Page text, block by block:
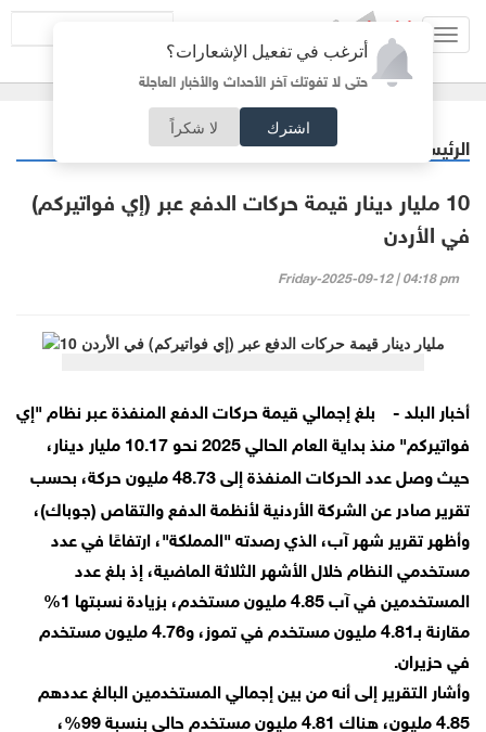
أترغب في تفعيل الإشعارات؟
حتى لا تفوتك آخر الأحداث والأخبار العاجلة
اشترك لا شكراً
الرئيسية
10 مليار دينار قيمة حركات الدفع عبر (إي فواتيركم)
في الأردن
Friday-2025-09-12 | 04:18 pm
أخبار البلد -
بلغ إجمالي قيمة حركات الدفع المنفذة عبر نظام "إي
فواتيركم" منذ بداية العام الحالي 2025 نحو 10.17 مليار دينار،
حيث وصل عدد الحركات المنفذة إلى 48.73 مليون حركة، بحسب
تقرير صادر عن الشركة الأردنية لأنظمة الدفع والتقاص (جوباك)،
وأظهر تقرير شهر آب، الذي رصدته "المملكة"، ارتفاعًا في عدد
مستخدمي النظام خلال الأشهر الثلاثة الماضية، إذ بلغ عدد
المستخدمين في آب 4.85 مليون مستخدم، بزيادة نسبتها 1%
مقارنة بـ4.81 مليون مستخدم في تموز، و4.76 مليون مستخدم
في حزيران.
وأشار التقرير إلى أنه من بين إجمالي المستخدمين البالغ عددهم
4.85 مليون، هناك 4.81 مليون مستخدم حالي بنسبة 99%،